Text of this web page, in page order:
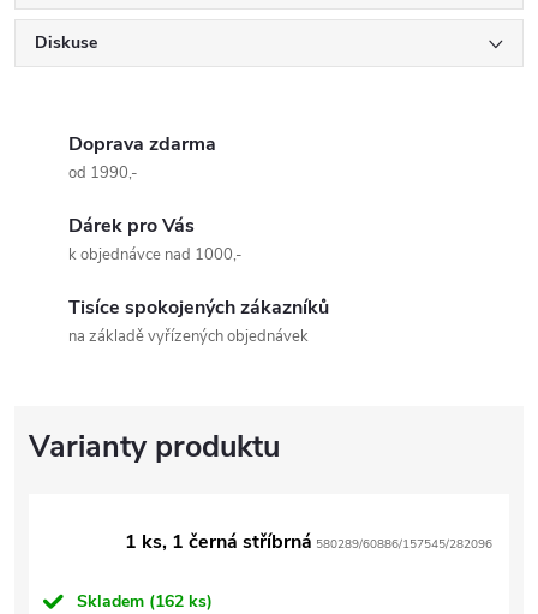
Diskuse
Doprava zdarma
od 1990,-
Dárek pro Vás
k objednávce nad 1000,-
Tisíce spokojených zákazníků
na základě vyřízených objednávek
1 ks, 1 černá stříbrná 580289/60886/157545/282096
Skladem (162 ks)